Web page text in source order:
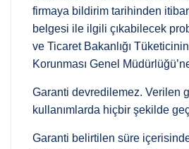
firmaya bildirim tarihinden
belgesi ile ilgili çıkabilecek
ve Ticaret Bakanlığı
Korunması Genel
Garanti devredilemez. Verilen
kullanımlarda hiçbir şekilde
Garanti belirtilen süre